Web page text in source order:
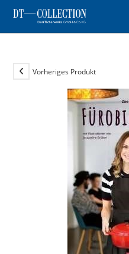
Zum
Inhalt
springen
Vorheriges Produkt